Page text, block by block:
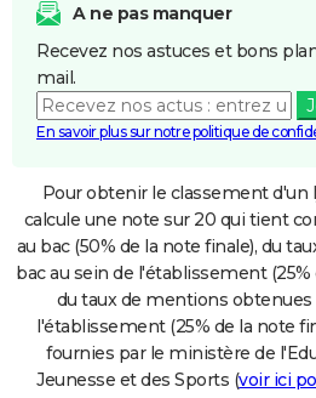
A ne pas manquer
Recevez nos astuces et bons
mail.
En savoir plus sur notre politique de
Pour obtenir le classement d'un
calcule une note sur 20 qui tient
au bac (50% de la note finale), du
bac au sein de l'établissement
du taux de mentions obtenues
l'établissement (25% de la note
fournies par le ministère de
Jeunesse et des Sports (voir ici